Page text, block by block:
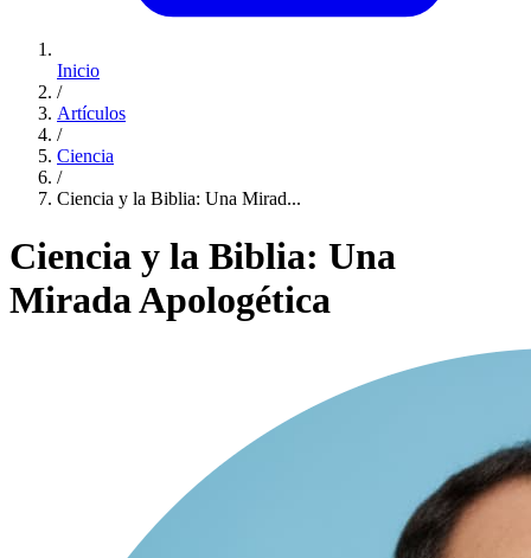
Inicio
/
Artículos
/
Ciencia
/
Ciencia y la Biblia: Una Mirad...
Ciencia y la Biblia: Una
Mirada Apologética